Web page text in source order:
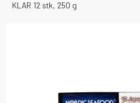
KLAR 12 stk, 250 g